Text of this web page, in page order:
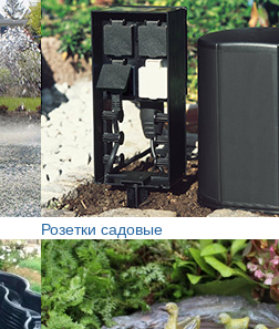
Розетки садовые